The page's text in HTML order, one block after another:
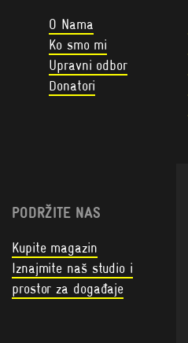
O Nama
Ko smo mi
Upravni odbor
Donatori
PODRŽITE NAS
Kupite magazin
Iznajmite naš studio i
prostor za događaje